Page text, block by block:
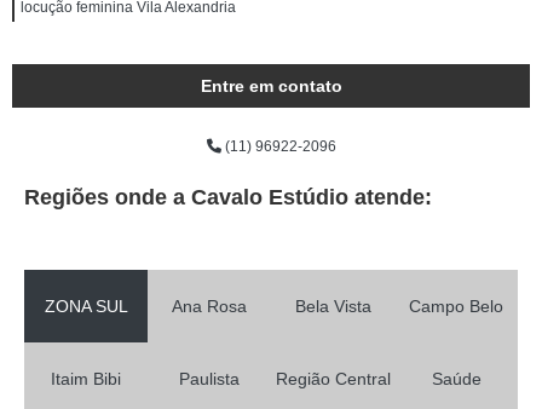
locução feminina Vila Alexandria
Entre em contato
(11) 96922-2096
Regiões onde a Cavalo Estúdio atende:
ZONA SUL Ana Rosa Bela Vista Campo Belo
Itaim Bibi Paulista Região Central Saúde